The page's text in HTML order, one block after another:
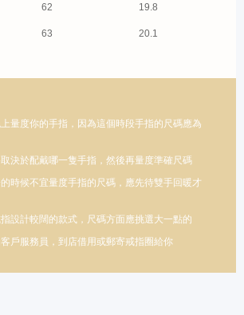
62 19.8
63 20.1
量度你的手指，因為這個時段手指的尺碼應為
決於配戴哪一隻手指，然後再量度準確尺碼
時候不宜量度手指的尺碼，應先待雙手回暖才
設計較闊的款式，尺碼方面應挑選大一點的
戶服務員，到店借用或郵寄戒指圈給你